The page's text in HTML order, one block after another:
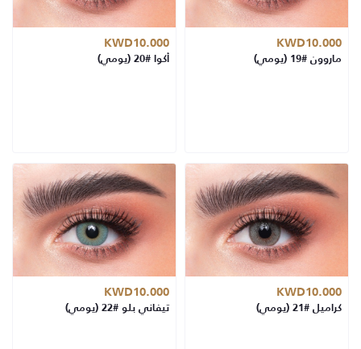
KWD10.000
ماروون #19 (يومي)
KWD10.000
أكوا #20 (يومي)
KWD10.000
كراميل #21 (يومي)
KWD10.000
تيفاني بلو #22 (يومي)